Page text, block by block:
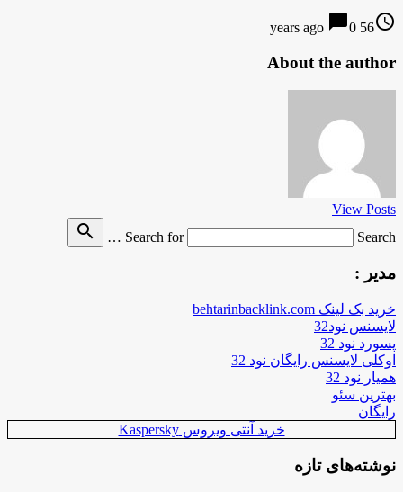
access_time
56 years ago
chat_bubble0
About the author
View Posts
Search for
Search …
search
مدیر :
خرید بک لینک behtarinbacklink.com
لایسنس نود32
پسورد نود 32
اوکلی لایسنس رایگان نود 32
همیار نود 32
بهترین سئو
رایگان
خرید آنتی ویروس Kaspersky
نوشته‌های تازه